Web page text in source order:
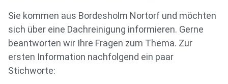
Sie kommen aus Bordesholm Nortorf und möchten
sich über eine Dachreinigung informieren. Gerne
beantworten wir Ihre Fragen zum Thema. Zur
ersten Information nachfolgend ein paar
Stichworte: